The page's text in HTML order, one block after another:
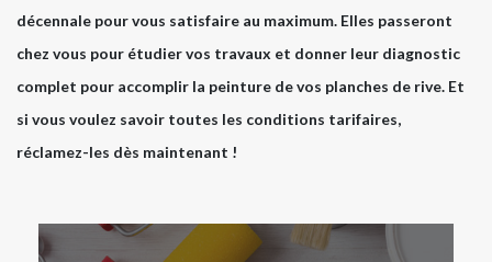
décennale pour vous satisfaire au maximum. Elles passeront
chez vous pour étudier vos travaux et donner leur diagnostic
complet pour accomplir la peinture de vos planches de rive. Et
si vous voulez savoir toutes les conditions tarifaires,
réclamez-les dès maintenant !